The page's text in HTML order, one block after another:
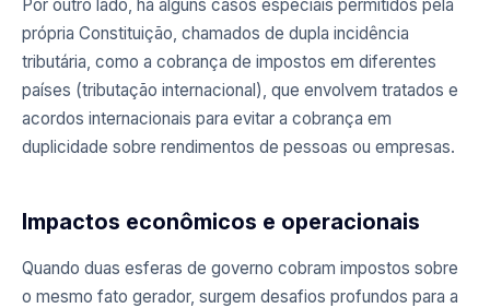
Por outro lado, há alguns casos especiais permitidos pela
própria Constituição, chamados de dupla incidência
tributária, como a cobrança de impostos em diferentes
países (tributação internacional), que envolvem tratados e
acordos internacionais para evitar a cobrança em
duplicidade sobre rendimentos de pessoas ou empresas.
Impactos econômicos e operacionais
Quando duas esferas de governo cobram impostos sobre
o mesmo fato gerador, surgem desafios profundos para a